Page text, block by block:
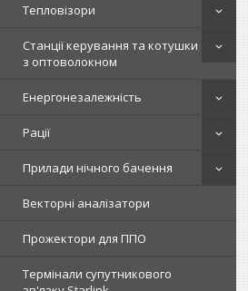
Тепловізори
Станції керування та котушки
з оптоволокном
Енергонезалежність
Рації
Прилади нічного бачення
Векторні аналізатори
Прожектори для ППО
Термінали супутникового